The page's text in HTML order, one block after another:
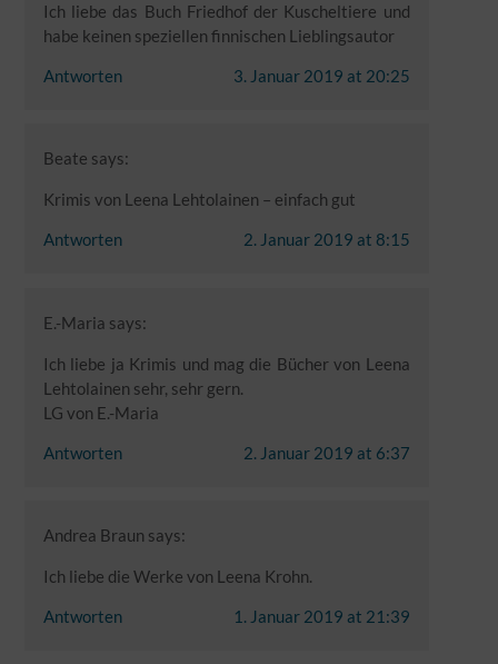
Ich liebe das Buch Friedhof der Kuscheltiere und
habe keinen speziellen finnischen Lieblingsautor
Antworten
3. Januar 2019 at 20:25
Beate says:
Krimis von Leena Lehtolainen – einfach gut
Antworten
2. Januar 2019 at 8:15
E.-Maria says:
Ich liebe ja Krimis und mag die Bücher von Leena
Lehtolainen sehr, sehr gern.
LG von E.-Maria
Antworten
2. Januar 2019 at 6:37
Andrea Braun says:
Ich liebe die Werke von Leena Krohn.
Antworten
1. Januar 2019 at 21:39